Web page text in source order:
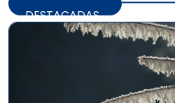
DESTACADAS